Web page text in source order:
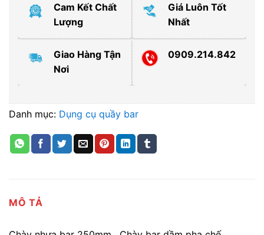
Cam Kết Chất
Lượng
Giá Luôn Tốt
Nhất
Giao Hàng Tận
Nơi
0909.214.842
Danh mục: Dụng cụ quầy bar
MÔ TẢ